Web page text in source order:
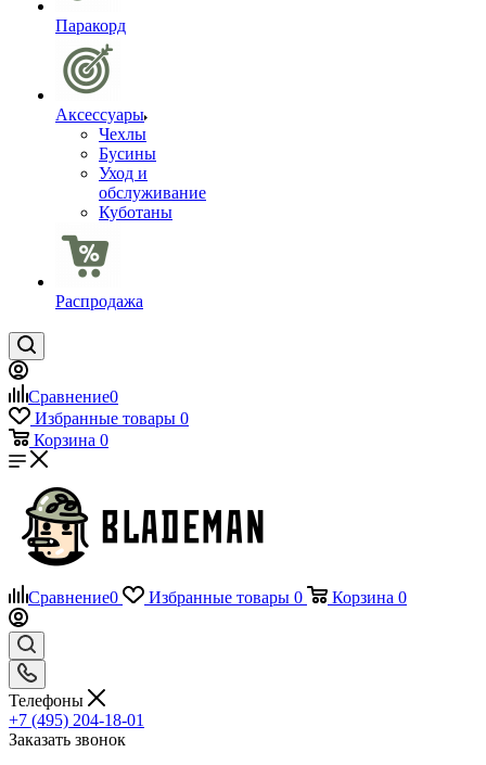
Паракорд
Аксессуары
Чехлы
Бусины
Уход и
обслуживание
Куботаны
Распродажа
Сравнение0
Избранные товары 0
Корзина 0
Сравнение0 Избранные товары 0 Корзина 0
Телефоны
+7 (495) 204-18-01
Заказать звонок